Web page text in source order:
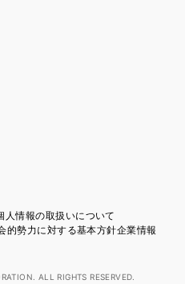
人情報の取扱いについて
的勢力に対する基本方針企業情報
ALL RIGHTS RESERVED.